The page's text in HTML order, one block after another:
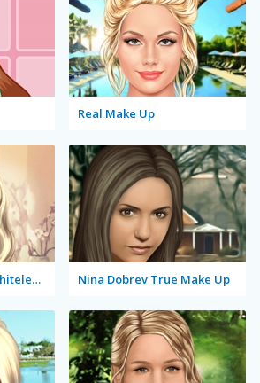
Real Make Up
Rosie Huntington-Whiteley True Make Up Nina Dobrev True Make Up